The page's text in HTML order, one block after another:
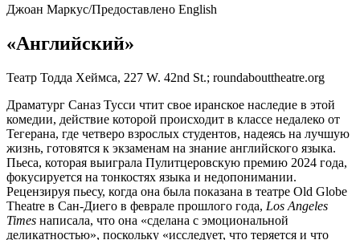
Джоан Маркус/Предоставлено English
«Английский»
Театр Тодда Хеймса, 227 W. 42nd St.; roundabouttheatre.org
Драматург Саназ Тусси чтит свое иранское наследие в этой
комедии, действие которой происходит в классе недалеко от
Тегерана, где четверо взрослых студентов, надеясь на лучшую
жизнь, готовятся к экзаменам на знание английского языка.
Пьеса, которая выиграла Пулитцеровскую премию 2024 года,
фокусируется на тонкостях языка и недопонимании.
Рецензируя пьесу, когда она была показана в театре Old Globe
Theatre в Сан-Диего в феврале прошлого года, Los Angeles
Times написала, что она «сделана с эмоциональной
деликатностью», поскольку «исследует, что теряется и что